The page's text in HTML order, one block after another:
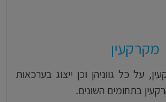
מקרקעין
על כל גווניהן וכן ייצוג בערכאות
בתחומים השונים.